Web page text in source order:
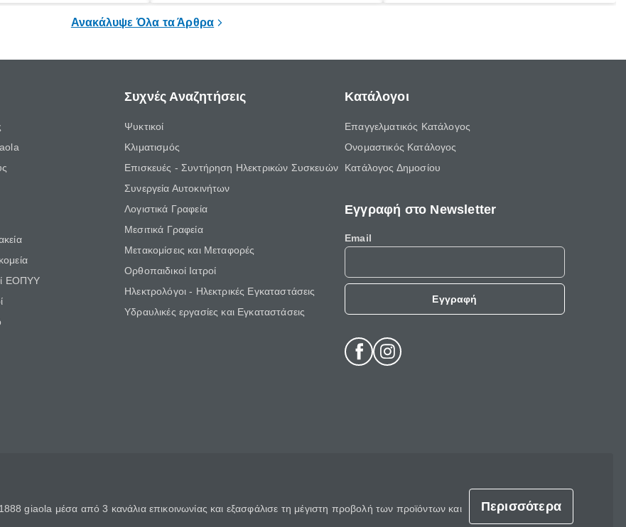
Ανακάλυψε Όλα τα Άρθρα
ΕΟΠΥΥ
Συχνές Αναζητήσεις
Ψυκτικοί
Κλιματισμός
Επισκευές - Συντήρηση Ηλεκτρικών Συσκευών
Συνεργεία Αυτοκινήτων
Λογιστικά Γραφεία
Μεσιτικά Γραφεία
Μετακομίσεις και Μεταφορές
Ορθοπαιδικοί Ιατροί
Ηλεκτρολόγοι - Ηλεκτρικές Εγκαταστάσεις
Υδραυλικές εργασίες και Εγκαταστάσεις
Κατάλογοι
Επαγγελματικός Κατάλογος
Ονομαστικός Κατάλογος
Κατάλογος Δημοσίου
Εγγραφή στο Newsletter
Email
Εγγραφή
giaola μέσα από 3 κανάλια επικοινωνίας και εξασφάλισε τη μέγιστη προβολή των προϊόντων και
Περισσότερα